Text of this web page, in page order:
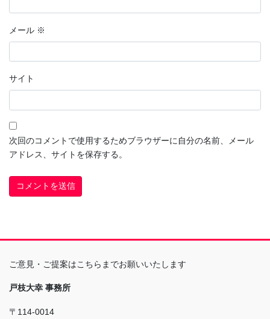
メール ※
サイト
次回のコメントで使用するためブラウザーに自分の名前、メール
アドレス、サイトを保存する。
ご意見・ご提案はこちらまでお願いいたします
戸枝大幸 事務所
〒114-0014